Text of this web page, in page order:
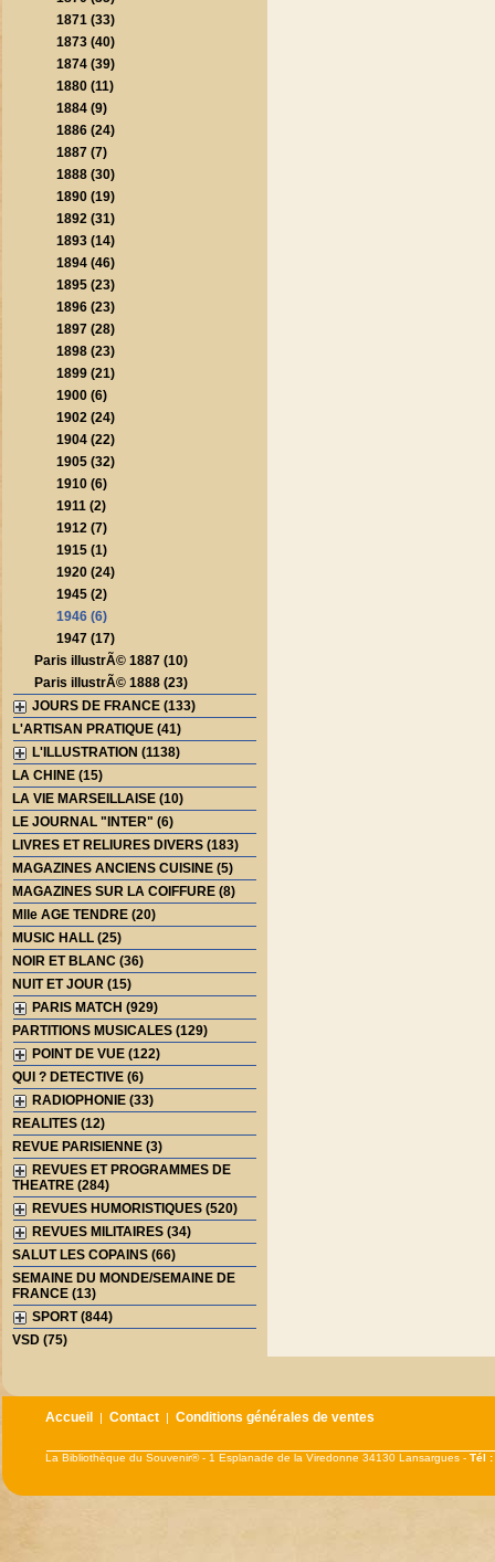
1871 (33)
1873 (40)
1874 (39)
1880 (11)
1884 (9)
1886 (24)
1887 (7)
1888 (30)
1890 (19)
1892 (31)
1893 (14)
1894 (46)
1895 (23)
1896 (23)
1897 (28)
1898 (23)
1899 (21)
1900 (6)
1902 (24)
1904 (22)
1905 (32)
1910 (6)
1911 (2)
1912 (7)
1915 (1)
1920 (24)
1945 (2)
1946 (6)
1947 (17)
Paris illustrÃ© 1887 (10)
Paris illustrÃ© 1888 (23)
JOURS DE FRANCE (133)
L'ARTISAN PRATIQUE (41)
L'ILLUSTRATION (1138)
LA CHINE (15)
LA VIE MARSEILLAISE (10)
LE JOURNAL "INTER" (6)
LIVRES ET RELIURES DIVERS (183)
MAGAZINES ANCIENS CUISINE (5)
MAGAZINES SUR LA COIFFURE (8)
Mlle AGE TENDRE (20)
MUSIC HALL (25)
NOIR ET BLANC (36)
NUIT ET JOUR (15)
PARIS MATCH (929)
PARTITIONS MUSICALES (129)
POINT DE VUE (122)
QUI ? DETECTIVE (6)
RADIOPHONIE (33)
REALITES (12)
REVUE PARISIENNE (3)
REVUES ET PROGRAMMES DE
THEATRE (284)
REVUES HUMORISTIQUES (520)
REVUES MILITAIRES (34)
SALUT LES COPAINS (66)
SEMAINE DU MONDE/SEMAINE DE
FRANCE (13)
SPORT (844)
VSD (75)
Accueil |Contact |Conditions générales de ventes
La Bibliothèque du Souvenir® - 1 Esplanade de la Viredonne 34130 Lansargues -Tél